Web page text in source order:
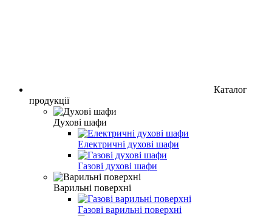
Каталог
продукції
Духові шафи
Електричні духові шафи
Газові духові шафи
Варильні поверхні
Газові варильні поверхні